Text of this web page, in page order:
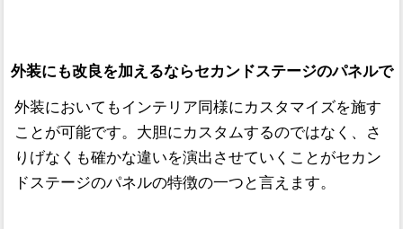
外装にも改良を加えるならセカンドステージのパネルで
外装においてもインテリア同様にカスタマイズを施す
ことが可能です。大胆にカスタムするのではなく、さ
りげなくも確かな違いを演出させていくことがセカン
ドステージのパネルの特徴の一つと言えます。